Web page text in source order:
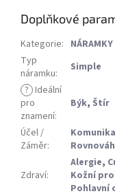
Doplňkové
Kategorie:
Typ
náramku:
Simple
? Ideální
pro
znamení:
Býk, Štír
Účel /
Záměr:
Zdraví:
Alergie,
Kožní
Pohlavní